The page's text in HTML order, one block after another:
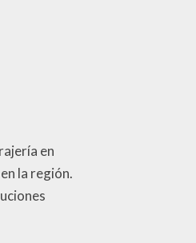
en
la región.